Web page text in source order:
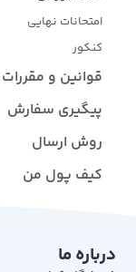
امتحانات نهایی
کنکور
قوانین و مقررات
پیگیری سفارش
روش ارسال
کیف پول من
درباره ما